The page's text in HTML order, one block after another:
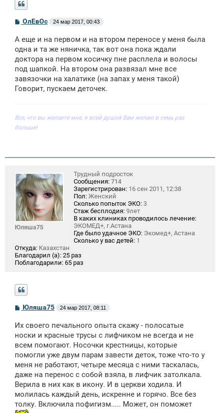
С
о
б
щ
е
н
и
ОлЕвОс 24 мар 2017, 00:43
А еще и на первом и на втором переносе у меня была
одна и та же няничка, так вот она пока ждали
доктора на первом косичку пне расплела и волосы
под шапкой. На втором она развязал мне все
завязочки на халатике (на запах у меня такой)
Говорит, пускаем деточек.
Все, что вы желаете мне, я всей душой Вам желаю в семь раз
больше!
Юляша75
Трудный подросток
Сообщения: 714
Зарегистрирован: 16 сен 2011, 12:38
Пол: Женский
Сколько попыток ЭКО: 3
Стаж бесплодия: 9лет
В каких клиниках проводилось лечение:
ЭКОМЕД+, г.Астана
Где было удачное ЭКО: Экомед+, Астана
Сколько у вас детей: 1
Откуда: Казахстан
Благодарил (а): 25 раз
Поблагодарили: 65 раз
С
б
щ
н
и
Юляша75 24 мар 2017, 08:11
Их своего печального опыта скажу - полосатые
носки и красные трусы с лифчиком не всегда и не
всем помогают. Носочки крестницы, которые
помогли уже двум парам завести деток, тоже что-то у
меня не работают, четыре месяца с ними таскалась,
даже на перенос с собой взяла, в лифчик затолкала.
Верила в них как в икону. И в церкви ходила. И
молилась каждый день, искренне и горячо. Все без
толку. Включила пофигизм..... Может, он поможет